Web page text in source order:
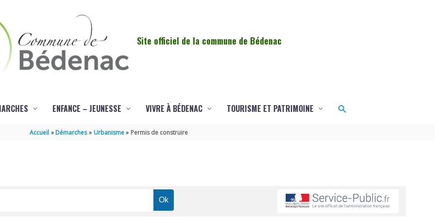
Site officiel de la commune de Bédenac
ENFANCE – JEUNESSE VIVRE À BÉDENAC TOURISME ET PATRIMOINE Rechercher
Accueil Démarches Urbanisme Permis de construire